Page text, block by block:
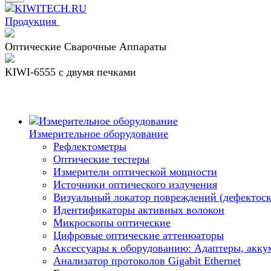
Продукция
Оптические Сварочные Аппараты
KIWI-6555 c двумя печками
Измерительное оборудование
Рефлектометры
Оптические тестеры
Измерители оптической мощности
Источники оптического излучения
Визуальный локатор повреждений
Идентификаторы активных волокон
Микроскопы оптические
Цифровые оптические аттенюаторы
Аксессуары к оборудованию: Адаптеры,
Анализатор протоколов Gigabit Ethernet